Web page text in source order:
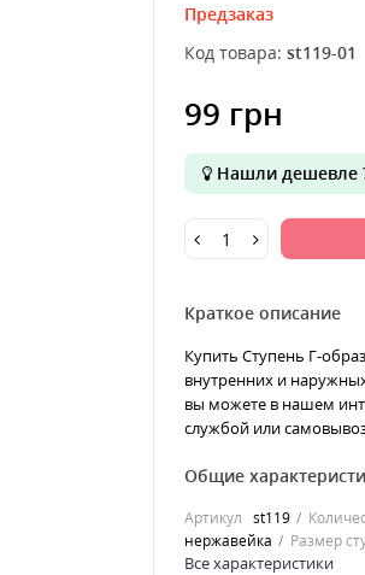
Предзаказ
Код товара: st119-01
99 грн
Нашли дешевле
Краткое описание
Купить Ступень Г-
внутренних и
вы можете в нашем
службой или
Общие
Артикул st119
нержавейка
Размер
Все характеристики